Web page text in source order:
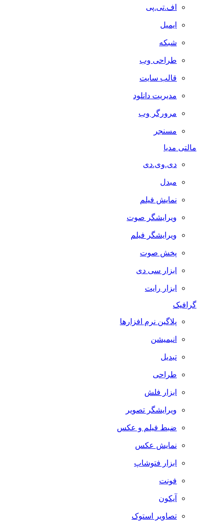
اف.تی.پی
ایمیل
شبکه
طراحی وب
قالب سایت
مدیریت دانلود
مرورگر وب
مسنجر
مالتی مدیا
دی.وی.دی
مبدل
نمایش فیلم
ویرایشگر صوت
ویرایشگر فیلم
پخش صوت
ابزار سی دی
ابزار رایت
گرافیک
پلاگین نرم افزارها
انیمیشن
تبدیل
طراحی
ابزار فلش
ویرایشگر تصویر
ضبط فيلم و عكس
نمایش عکس
ابزار فتوشاپ
فونت
آیکون
تصاویر استوک